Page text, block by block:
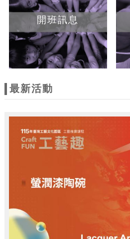
開班訊息
最新活動